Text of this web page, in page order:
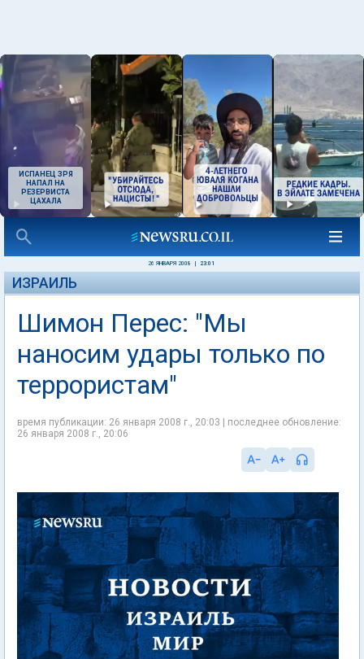
ИСПАНЕЦ ЗРЯ
НАПАЛ НА
РЕЗЕРВИСТА
ЦАХАЛА
26 ЯНВАРЯ 2008 23:01
ИЗРАИЛЬ
Шимон Перес: "Мы
наносим удары только по
террористам"
время публикации: 26 января 2008 г., 20:03 | последнее обновление:
26 января 2008 г., 20:06